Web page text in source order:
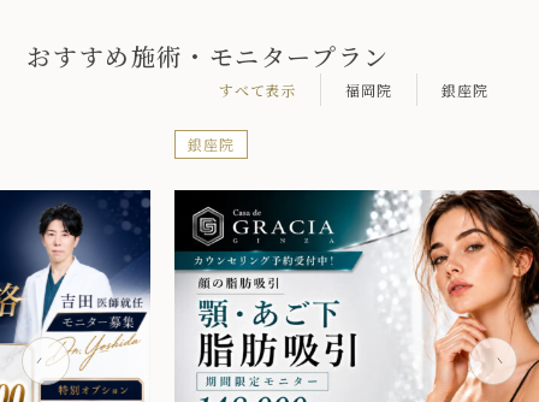
おすすめ施術・モニタープラン
すべて表示 福岡院 銀座院